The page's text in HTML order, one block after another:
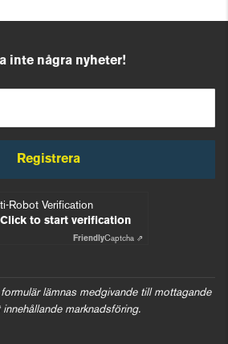
inte några nyheter!
Registrera
Robot Verification
Click to start verification
FriendlyCaptcha ⇗
lämnas medgivande till mottagande
innehållande marknadsföring.